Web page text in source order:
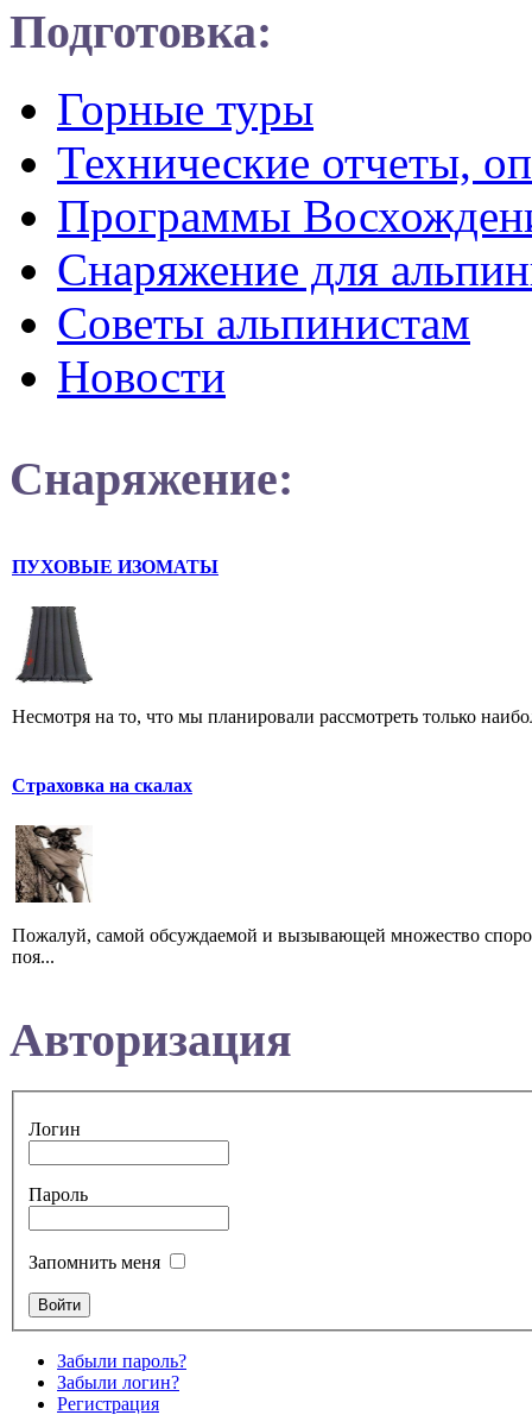
Подготовка:
Горные туры
Технические отчеты,
Программы
Снаряжение для
Советы альпинистам
Новости
Снаряжение:
ПУХОВЫЕ ИЗОМАТЫ
Несмотря на то, что мы планировали рассмотреть только
Страховка на скалах
Пожалуй, самой обсуждаемой и вызывающей множество
поя...
Авторизация
Логин
Пароль
Запомнить меня
Забыли пароль?
Забыли логин?
Регистрация